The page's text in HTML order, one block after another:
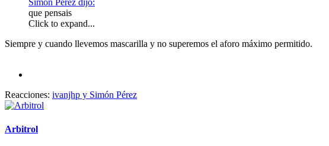
Simón Pérez dijo:
que pensais
Click to expand...
Siempre y cuando llevemos mascarilla y no superemos el aforo máximo permitido.
Reacciones: ivanjhp y Simón Pérez
Arbitrol